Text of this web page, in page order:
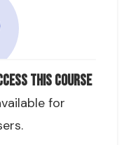
this course
for